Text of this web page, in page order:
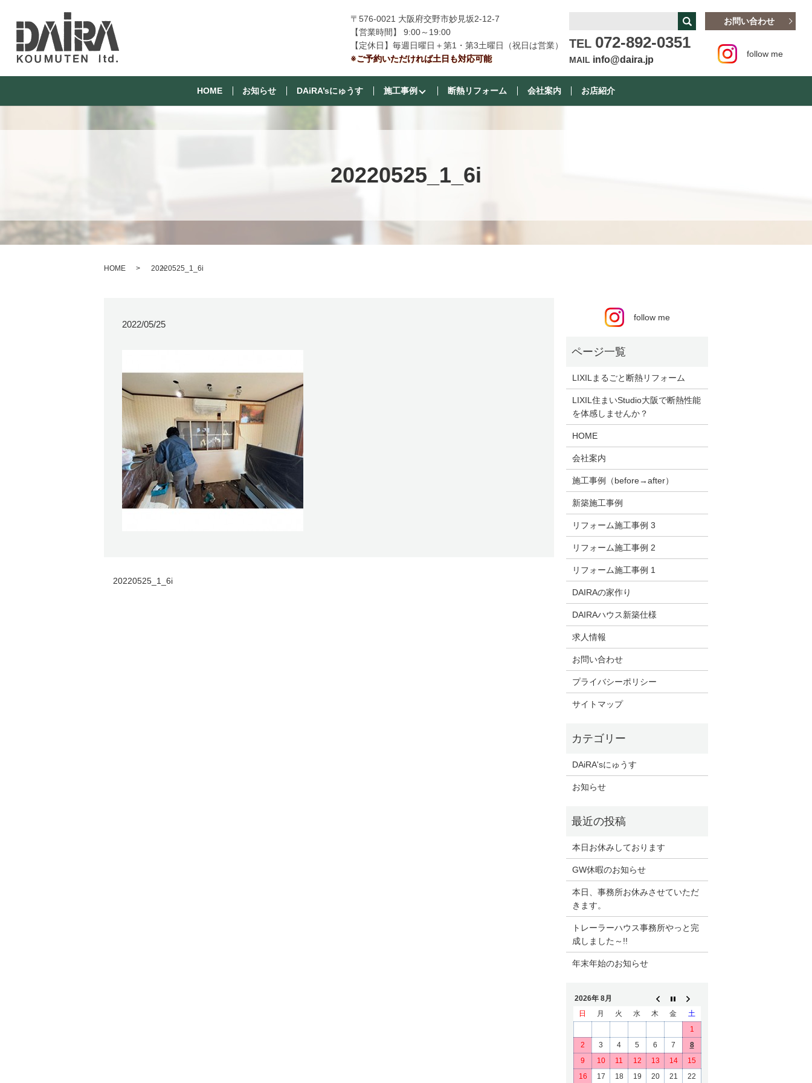
〒576-0021 大阪府交野市妙見坂2-12-7
【営業時間】 9:00～19:00
【定休日】毎週日曜日＋第1・第3土曜日（祝日は営業）
※ご予約いただければ土日も対応可能
TEL 072-892-0351
MAIL info@daira.jp
お問い合わせ
follow me
HOME お知らせ DAiRA’sにゅうす 施工事例 断熱リフォーム 会社案内 お店紹介
20220525_1_6i
HOME 20220525_1_6i
2022/05/25
20220525_1_6i
follow me
LIXILまるごと断熱リフォーム
LIXIL住まいStudio大阪で断熱性能
を体感しませんか？
HOME
会社案内
施工事例（before→after）
新築施工事例
リフォーム施工事例 3
リフォーム施工事例 2
リフォーム施工事例 1
DAIRAの家作り
DAIRAハウス新築仕様
求人情報
お問い合わせ
プライバシーポリシー
サイトマップ
DAiRA'sにゅうす
お知らせ
本日お休みしております
GW休暇のお知らせ
本日、事務所お休みさせていただ
きます。
トレーラーハウス事務所やっと完
成しました～!!
年末年始のお知らせ
2026年 8月
日
月 火 水 木 金
土
1
2
3 4 5 6 7
8
9
10 11 12 13 14
15
16
17 18 19 20 21 22